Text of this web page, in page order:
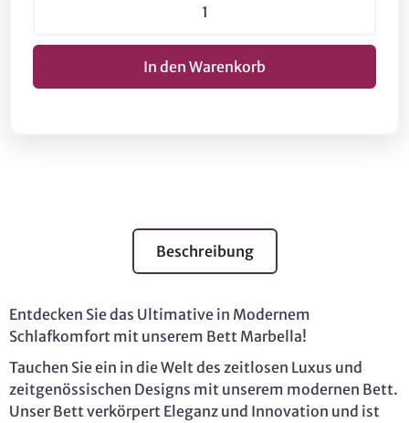
Beschreibung
Entdecken Sie das Ultimative in Modernem
Schlafkomfort mit unserem Bett Marbella!
Tauchen Sie ein in die Welt des zeitlosen Luxus und
zeitgenössischen Designs mit unserem modernen Bett.
Unser Bett verkörpert Eleganz und Innovation und ist